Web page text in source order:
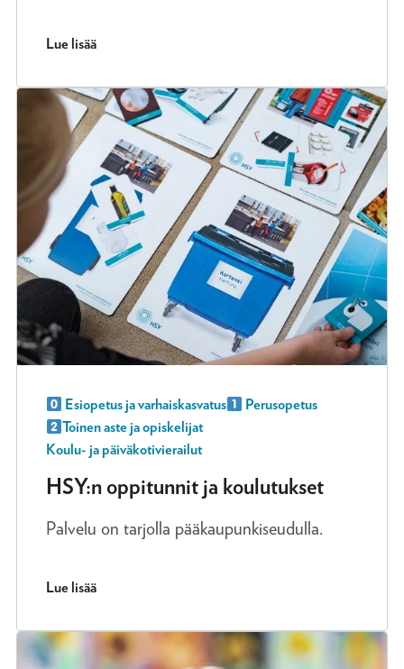
Lue lisää
Esiopetus ja varhaiskasvatus
Perusopetus
Toinen aste ja opiskelijat
Koulu- ja päiväkotivierailut
HSY:n oppitunnit ja koulutukset
Palvelu on tarjolla pääkaupunkiseudulla.
Lue lisää